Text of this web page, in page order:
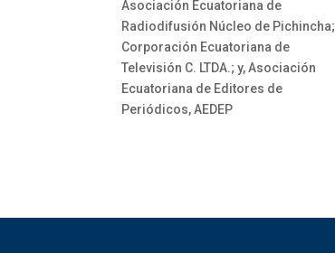
Asociación Ecuatoriana de
Radiodifusión Núcleo de Pichincha;
Corporación Ecuatoriana de
Televisión C. LTDA.; y, Asociación
Ecuatoriana de Editores de
Periódicos, AEDEP